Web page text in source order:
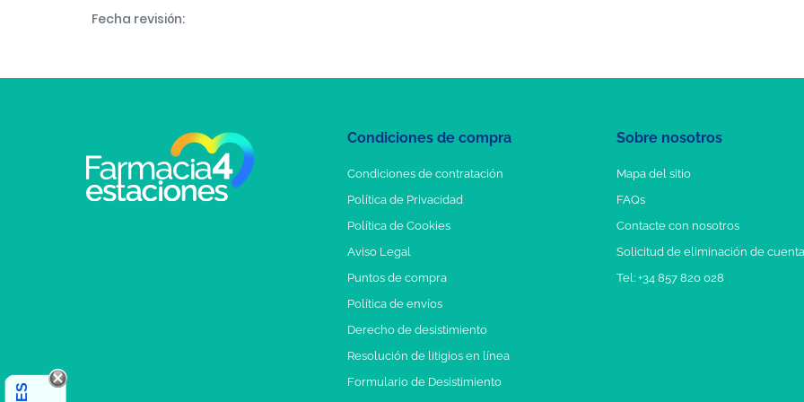
Fecha revisión:
Condiciones de compra
Condiciones de contratación
Política de Privacidad
Política de Cookies
Aviso Legal
Puntos de compra
Política de envíos
Derecho de desistimiento
Resolución de litigios en línea
Formulario de Desistimiento
Sobre nosotros
Mapa del sitio
FAQs
Contacte con nosotros
Solicitud de eliminación de cuenta
Tel: +34 857 820 028